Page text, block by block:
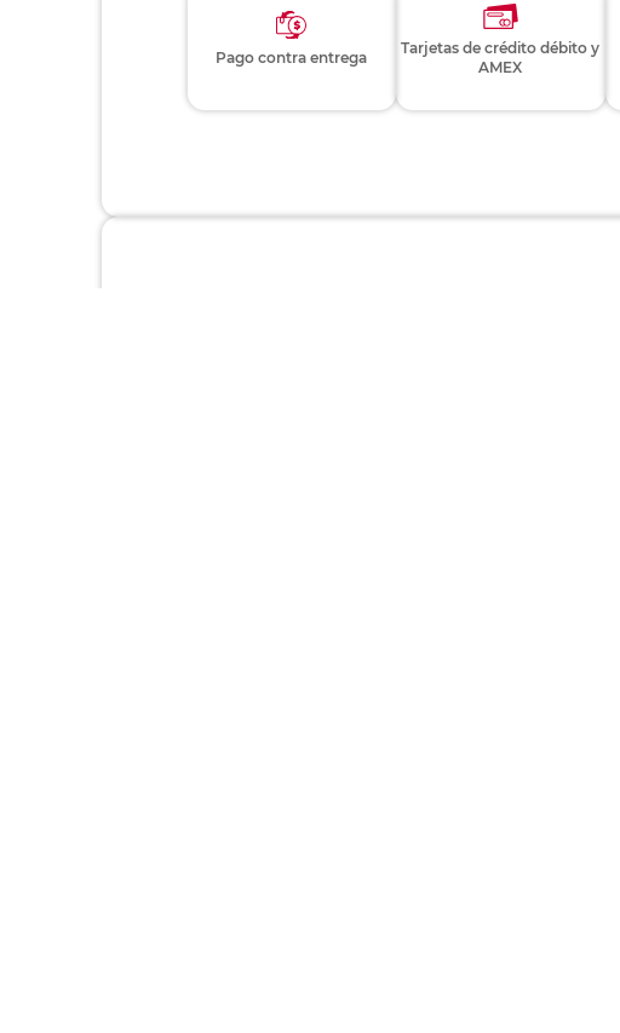
Pago contra entrega
Tarjetas de crédito débito y
AMEX